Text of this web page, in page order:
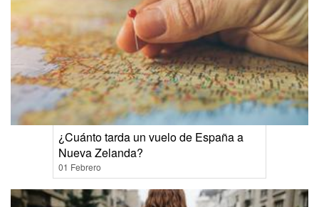
¿Cuánto tarda un vuelo de España a
Nueva Zelanda?
01 Febrero